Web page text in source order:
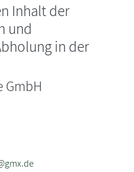
Inhalt der
und
in der
GmbH